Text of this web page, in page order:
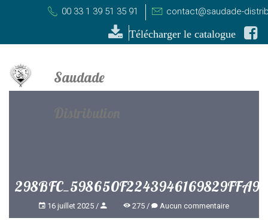
00 33 1 39 51 35 91 contact@saudade-
Télécharger le catalogue
16 juillet 2025 275 Aucun commentaire